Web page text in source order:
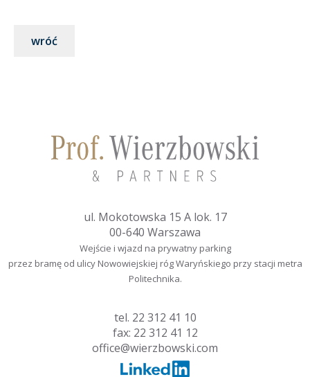
wróć
ul. Mokotowska 15 A lok. 17
00-640 Warszawa
Wejście i wjazd na prywatny parking
przez bramę od ulicy Nowowiejskiej róg Waryńskiego przy stacji metra
Politechnika.
tel. 22 312 41 10
fax: 22 312 41 12
office@wierzbowski.com